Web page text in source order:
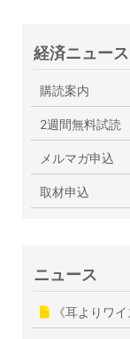
経済ニュース
購読案内
2週間無料試読
メルマガ申込
取材申込
ニュース
《耳よりワ